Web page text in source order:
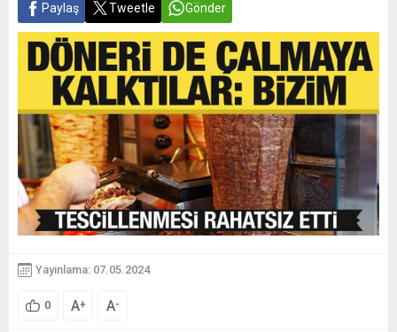
Paylaş Tweetle Gönder
Yayınlama: 07.05.2024
0 A+ A-